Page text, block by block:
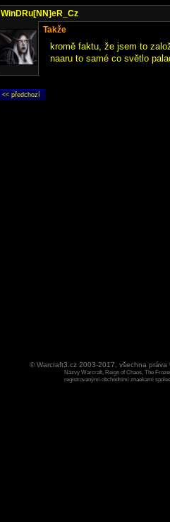
WinDRu[NN]eR_Cz
Takže
kromě faktu, že jsem to
naaru to samé co světlo
© Warcraft3.cz 2003-2017, všechna
Názvy Warcraft, Reign of Chaos, The
registrovanými obchodními znaekami